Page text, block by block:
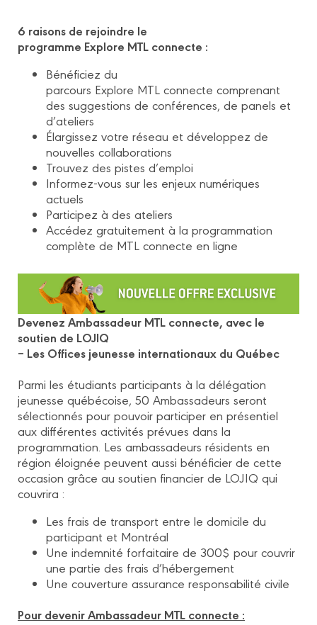
6 raisons de rejoindre le
programme Explore MTL connecte :
Bénéficiez du
parcours Explore MTL connecte comprenant
des suggestions de conférences, de panels et
d’ateliers
Élargissez votre réseau et développez de
nouvelles collaborations
Trouvez des pistes d’emploi
Informez-vous sur les enjeux numériques
actuels
Participez à des ateliers
Accédez gratuitement à la programmation
complète de MTL connecte en ligne
Devenez Ambassadeur MTL connecte, avec le
soutien de LOJIQ
– Les Offices jeunesse internationaux du Québec
Parmi les étudiants participants à la délégation
jeunesse québécoise, 50 Ambassadeurs seront
sélectionnés pour pouvoir participer en présentiel
aux différentes activités prévues dans la
programmation. Les ambassadeurs résidents en
région éloignée peuvent aussi bénéficier de cette
occasion grâce au soutien financier de LOJIQ qui
couvrira :
Les frais de transport entre le domicile du
participant et Montréal
Une indemnité forfaitaire de 300$ pour couvrir
une partie des frais d’hébergement
Une couverture assurance responsabilité civile
Pour devenir Ambassadeur MTL connecte :